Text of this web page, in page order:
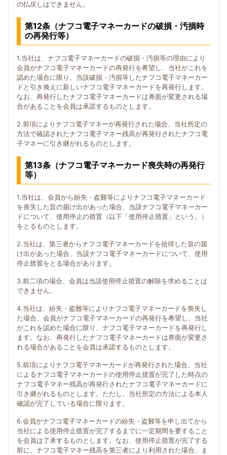
の払戻しはできません。
第12条（ナフコ電子マネーカードの破損・汚損時
の再発行等）
1.当社は、ナフコ電子マネーカードの破損・汚損等の理由により
会員がナフコ電子マネーカードの再発行を希望し、当社がこれを
認めた場合に限り、当該破損・汚損等したナフコ電子マネーカー
ドと引き換えに新しいナフコ電子マネーカードを再発行します。
なお、再発行したナフコ電子マネーカードは券面が変更される場
合があることを会員は承諾するものとします。
2.前項によりナフコ電子マネーが再発行された場合、当社所定の
方法で確認されたナフコ電子マネー残高が再発行されたナフコ電
子マネーに引き継がれるものとします。
第13条（ナフコ電子マネーカード喪失時の再発行
等）
1.当社は、会員から紛失・盗難等によりナフコ電子マネーカード
を喪失した旨の届け出があった場合、当該ナフコ電子マネーカー
ドについて、使用停止の措置（以下「使用停止措置」という。）
をとるものとします。
2.当社は、第三者からナフコ電子マネーカードを拾得した旨の届
け出があった場合、当該ナフコ電子マネーカードについて、使用
停止措置をとる場合があります。
3.前二項の場合、会員は当該使用停止措置の解除を求めることは
できません。
4.当社は、紛失・盗難等によりナフコ電子マネーカードを喪失し
た場合、会員がナフコ電子マネーカードの再発行を希望し、当社
がこれを認めた場合に限り、ナフコ電子マネーカードを再発行し
ます。なお、再発行したナフコ電子マネーカードは券面が変更さ
れる場合があることを会員は承諾するものとします。
5.前項によりナフコ電子マネーカードが再発行された場合、当社
によるナフコ電子マネーカードの使用停止措置が完了した時点の
ナフコ電子マネー残高が再発行されたナフコ電子マネーカードに
引き継がれるものとします。ただし、当社所定の方法による本人
確認が完了している場合に限ります。
6.会員がナフコ電子マネーカードの紛失・盗難等を申し出てから
当社による使用停止措置が完了するまでに一定期間を要すること
を会員は了承するものとします。なお、使用停止措置が完了する
前に、ナフコ電子マネー残高を第三者により利用された場合、ま